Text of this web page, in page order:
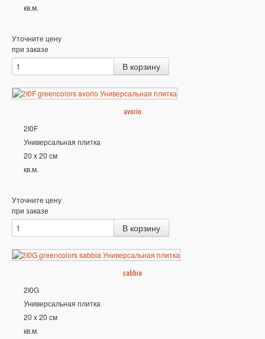
кв.м.
Уточните цену
при заказе
avorio
2I0F
Универсальная плитка
20 x 20 см
кв.м.
Уточните цену
при заказе
sabbia
2I0G
Универсальная плитка
20 x 20 см
кв.м.